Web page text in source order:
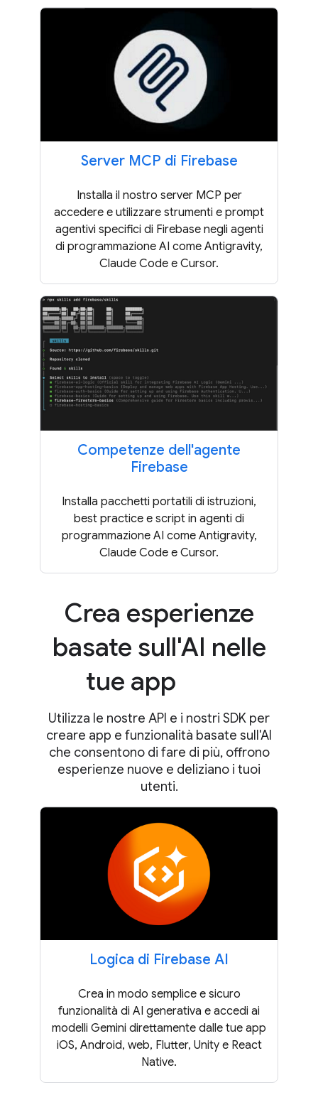
Server MCP di Firebase
Installa il nostro server MCP per
accedere e utilizzare strumenti e prompt
agentivi specifici di Firebase negli agenti
di programmazione AI come Antigravity,
Claude Code e Cursor.
Competenze dell'agente
Firebase
Installa pacchetti portatili di istruzioni,
best practice e script in agenti di
programmazione AI come Antigravity,
Claude Code e Cursor.
Crea esperienze
basate sull'AI nelle
tue app
Utilizza le nostre API e i nostri SDK per
creare app e funzionalità basate sull'AI
che consentono di fare di più, offrono
esperienze nuove e deliziano i tuoi
utenti.
Logica di Firebase AI
Crea in modo semplice e sicuro
funzionalità di AI generativa e accedi ai
modelli Gemini direttamente dalle tue app
iOS, Android, web, Flutter, Unity e React
Native.